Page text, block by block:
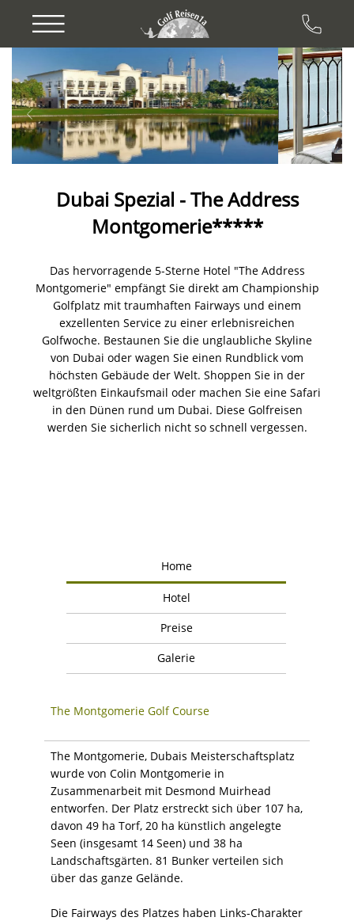
Next
Dubai Spezial - The Address
Montgomerie*****
Das hervorragende 5-Sterne Hotel "The Address
Montgomerie" empfängt Sie direkt am Championship
Golfplatz mit traumhaften Fairways und einem
exzellenten Service zu einer erlebnisreichen
Golfwoche. Bestaunen Sie die unglaubliche Skyline
von Dubai oder wagen Sie einen Rundblick vom
höchsten Gebäude der Welt. Shoppen Sie in der
weltgrößten Einkaufsmail oder machen Sie eine Safari
in den Dünen rund um Dubai. Diese Golfreisen
werden Sie sicherlich nicht so schnell vergessen.
Home
Hotel
Preise
Galerie
The Montgomerie Golf Course
The Montgomerie, Dubais Meisterschaftsplatz
wurde von Colin Montgomerie in
Zusammenarbeit mit Desmond Muirhead
entworfen. Der Platz erstreckt sich über 107 ha,
davon 49 ha Torf, 20 ha künstlich angelegte
Seen (insgesamt 14 Seen) und 38 ha
Landschaftsgärten. 81 Bunker verteilen sich
über das ganze Gelände.
Die Fairways des Platzes haben Links-Charakter